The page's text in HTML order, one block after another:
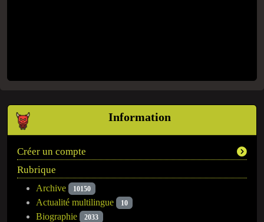
Information
Créer un compte
Rubrique
Archive 10150
Actualité multilingue 10
Biographie 2033